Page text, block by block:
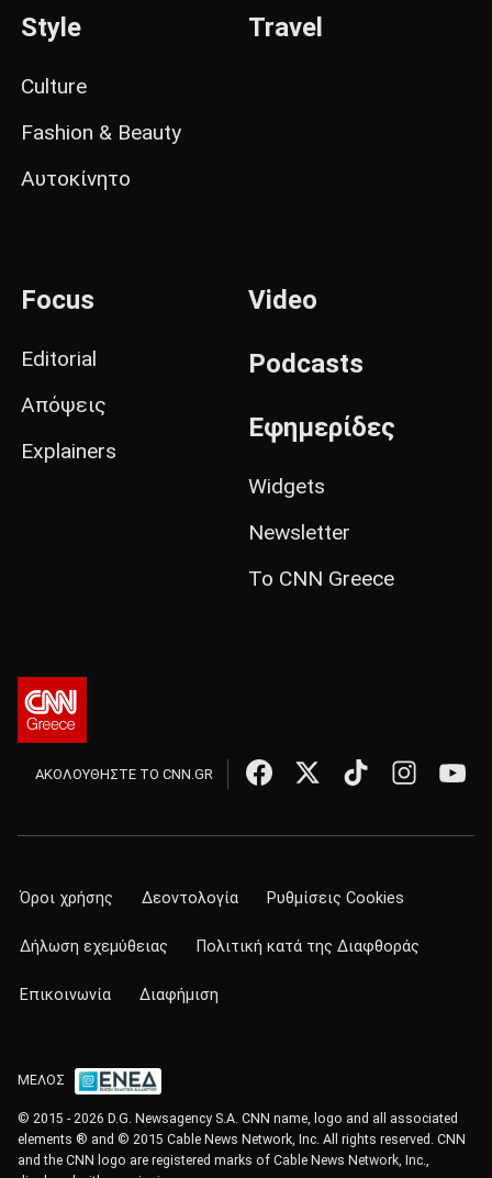
Style
Culture
Fashion & Beauty
Αυτοκίνητο
Travel
Focus
Editorial
Απόψεις
Explainers
Video
Podcasts
Εφημερίδες
Widgets
Newsletter
Το CNN Greece
ΑΚΟΛΟΥΘΗΣΤΕ ΤΟ CNN.GR
Όροι χρήσης Δεοντολογία Ρυθμίσεις Cookies
Δήλωση εχεμύθειας Πολιτική κατά της Διαφθοράς
Επικοινωνία Διαφήμιση
ΜΕΛΟΣ
© 2015 - 2026 D.G. Newsagency S.A. CNN name, logo and all associated
elements ® and © 2015 Cable News Network, Inc. All rights reserved. CNN
and the CNN logo are registered marks of Cable News Network, Inc.,